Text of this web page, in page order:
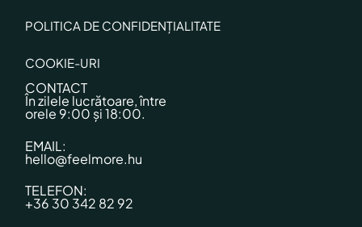
POLITICA DE CONFIDENȚIALITATE
COOKIE-URI
CONTACT
În zilele lucrătoare, între
orele 9:00 și 18:00.
EMAIL:
hello@feelmore.hu
TELEFON:
+36 30 342 82 92